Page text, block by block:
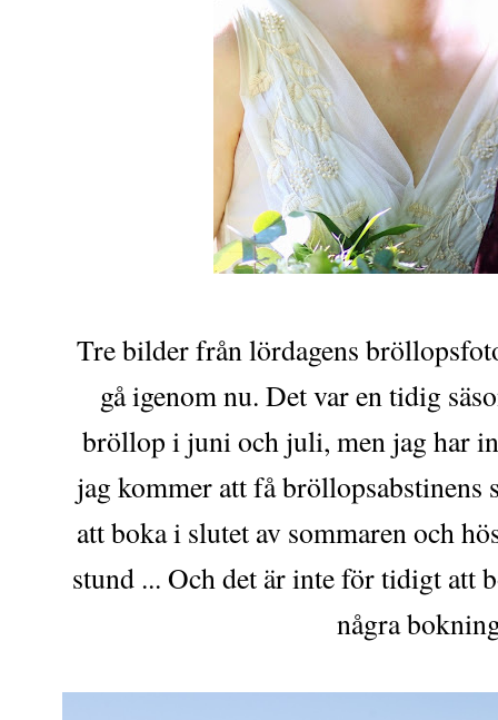
Tre bilder från lördagens
gå igenom nu. Det var en tidig
bröllop i juni och juli, men jag har
jag kommer att få
att boka i slutet av sommaren och
stund ... Och det är inte för tidigt att
några